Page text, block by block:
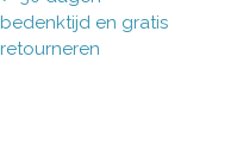
bedenktijd en gratis
retourneren